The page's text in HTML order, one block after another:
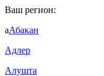
Ваш регион:
аАбакан
Адлер
Алушта